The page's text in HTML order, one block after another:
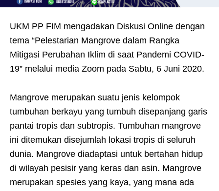
UKM PP FIM mengadakan Diskusi Online dengan
tema “Pelestarian Mangrove dalam Rangka
Mitigasi Perubahan Iklim di saat Pandemi COVID-
19” melalui media Zoom pada Sabtu, 6 Juni 2020.
Mangrove merupakan suatu jenis kelompok
tumbuhan berkayu yang tumbuh disepanjang garis
pantai tropis dan subtropis. Tumbuhan mangrove
ini ditemukan disejumlah lokasi tropis di seluruh
dunia. Mangrove diadaptasi untuk bertahan hidup
di wilayah pesisir yang keras dan asin. Mangrove
merupakan spesies yang kaya, yang mana ada